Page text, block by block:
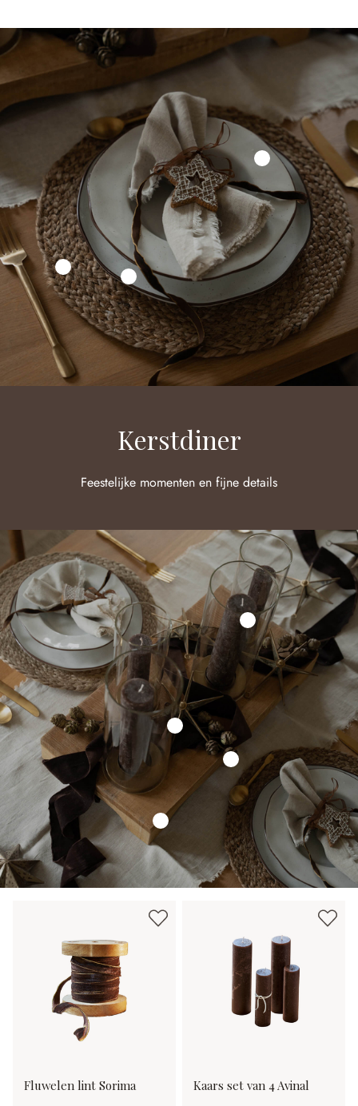
Kerstdiner
Feestelijke momenten en fijne details
Fluwelen lint Sorima Kaars set van 4 Avinal